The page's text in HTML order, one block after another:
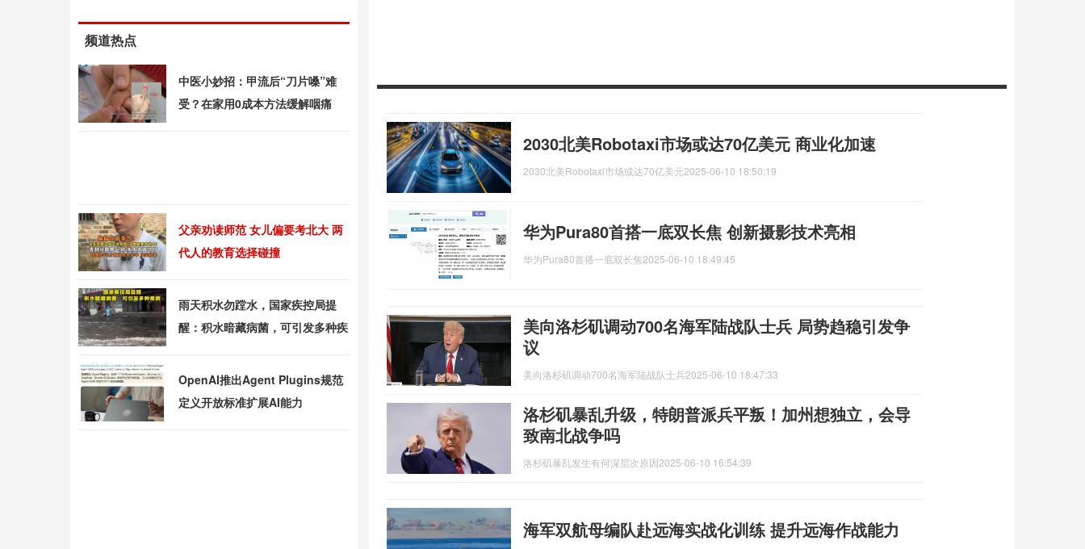
2030北美Robotaxi市场或达70亿美元 商业化加速
2030北美Robotaxi市场或达70亿美元2025-06-10 18:50:19
华为Pura80首搭一底双长焦 创新摄影技术亮相
华为Pura80首搭一底双长焦2025-06-10 18:49:45
美向洛杉矶调动700名海军陆战队士兵 局势趋稳引发争
议
美向洛杉矶调动700名海军陆战队士兵2025-06-10 18:47:33
洛杉矶暴乱升级，特朗普派兵平叛！加州想独立，会导
致南北战争吗
洛杉矶暴乱发生有何深层次原因2025-06-10 16:54:39
海军双航母编队赴远海实战化训练 提升远海作战能力
频道热点
中医小妙招：甲流后“刀片嗓”难
受？在家用0成本方法缓解咽痛
父亲劝读师范 女儿偏要考北大 两
代人的教育选择碰撞
雨天积水勿蹚水，国家疾控局提
醒：积水暗藏病菌，可引发多种疾
OpenAI推出Agent Plugins规范
定义开放标准扩展AI能力